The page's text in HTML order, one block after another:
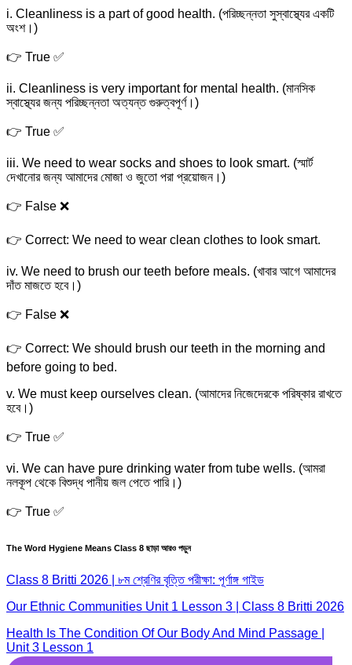
i. Cleanliness is a part of good health. (পরিচ্ছন্নতা সুস্বাস্থ্যের একটি
অংশ।)
👉 True ✅
ii. Cleanliness is very important for mental health. (মানসিক
স্বাস্থ্যের জন্য পরিচ্ছন্নতা অত্যন্ত গুরুত্বপূর্ণ।)
👉 True ✅
iii. We need to wear socks and shoes to look smart. (স্মার্ট
দেখানোর জন্য আমাদের মোজা ও জুতো পরা প্রয়োজন।)
👉 False ❌
👉 Correct: We need to wear clean clothes to look smart.
iv. We need to brush our teeth before meals. (খাবার আগে আমাদের
দাঁত মাজতে হবে।)
👉 False ❌
👉 Correct: We should brush our teeth in the morning and
before going to bed.
v. We must keep ourselves clean. (আমাদের নিজেদেরকে পরিষ্কার রাখতে
হবে।)
👉 True ✅
vi. We can have pure drinking water from tube wells. (আমরা
নলকূপ থেকে বিশুদ্ধ পানীয় জল পেতে পারি।)
👉 True ✅
The Word Hygiene Means Class 8 ছাড়া আরও পড়ুন
Class 8 Britti 2026 | ৮ম শ্রেণির বৃত্তি পরীক্ষা: পূর্ণাঙ্গ গাইড
Our Ethnic Communities Unit 1 Lesson 3 | Class 8 Britti 2026
Health Is The Condition Of Our Body And Mind Passage |
Unit 3 Lesson 1